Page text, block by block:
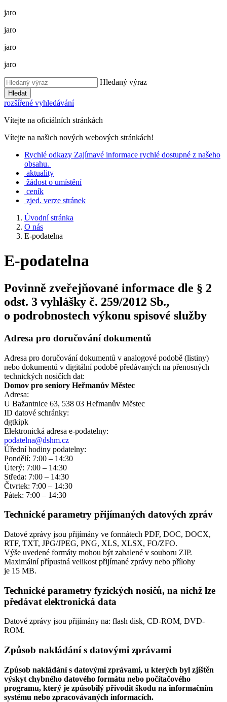
jaro
jaro
jaro
jaro
Hledaný výraz
Hledat
rozšířené vyhledávání
Vítejte na oficiálních stránkách
Vítejte na našich nových webových stránkách!
Rychlé odkazy Zajímavé informace rychlé dostupné z našeho
obsahu.
aktuality
žádost o umístění
ceník
zjed. verze stránek
Úvodní stránka
O nás
E-podatelna
E-podatelna
Povinně zveřejňované informace dle § 2
odst. 3 vyhlášky č. 259/2012 Sb.,
o podrobnostech výkonu spisové služby
Adresa pro doručování dokumentů
Adresa pro doručování dokumentů v analogové podobě (listiny)
nebo dokumentů v digitální podobě předávaných na přenosných
technických nosičích dat:
Domov pro seniory Heřmanův Městec
Adresa:
U Bažantnice 63, 538 03 Heřmanův Městec
ID datové schránky:
dgtkipk
Elektronická adresa e‑podatelny:
podatelna@dshm.cz
Úřední hodiny podatelny:
Pondělí: 7:00 – 14:30
Úterý: 7:00 – 14:30
Středa: 7:00 – 14:30
Čtvrtek: 7:00 – 14:30
Pátek: 7:00 – 14:30
Technické parametry přijímaných datových zpráv
Datové zprávy jsou přijímány ve formátech PDF, DOC, DOCX,
RTF, TXT, JPG/JPEG, PNG, XLS, XLSX, FO/ZFO.
Výše uvedené formáty mohou být zabalené v souboru ZIP.
Maximální přípustná velikost přijímané zprávy nebo přílohy
je 15 MB.
Technické parametry fyzických nosičů, na nichž lze
předávat elektronická data
Datové zprávy jsou přijímány na: flash disk, CD-ROM, DVD-
ROM.
Způsob nakládání s datovými zprávami
Způsob nakládání s datovými zprávami, u kterých byl zjištěn
výskyt chybného datového formátu nebo počítačového
programu, který je způsobilý přivodit škodu na informačním
systému nebo zpracovávaných informacích.